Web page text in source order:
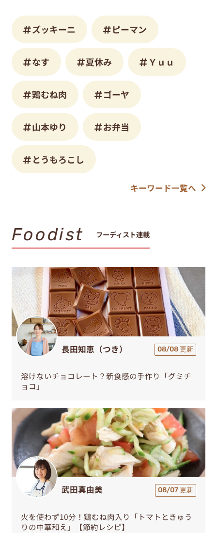
ズッキーニ ピーマン
なす 夏休み Ｙｕｕ
鶏むね肉 ゴーヤ
山本ゆり お弁当
とうもろこし
キーワード一覧へ
Foodist フーディスト連載
長田知恵（つき） 08/08 更新
溶けないチョコレート？新食感の手作り「グミチ
ョコ」
武田真由美 08/07 更新
火を使わず10分！鶏むね肉入り「トマトときゅう
りの中華和え」【節約レシピ】